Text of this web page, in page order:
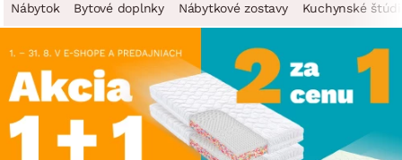
Nábytok Bytové doplnky Nábytkové zostavy Kuchynské